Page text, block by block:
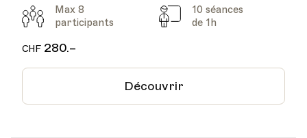
Participants
Max 8
participants
Cours
10 séances
de 1h
CHF280.–
Découvrir